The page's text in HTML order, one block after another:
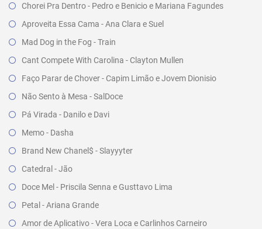
Chorei Pra Dentro - Pedro e Benicio e Mariana Fagundes
Aproveita Essa Cama - Ana Clara e Suel
Mad Dog in the Fog - Train
Cant Compete With Carolina - Clayton Mullen
Faço Parar de Chover - Capim Limão e Jovem Dionisio
Não Sento à Mesa - SalDoce
Pá Virada - Danilo e Davi
Memo - Dasha
Brand New Chanel$ - Slayyyter
Catedral - Jão
Doce Mel - Priscila Senna e Gusttavo Lima
Petal - Ariana Grande
Amor de Aplicativo - Vera Loca e Carlinhos Carneiro